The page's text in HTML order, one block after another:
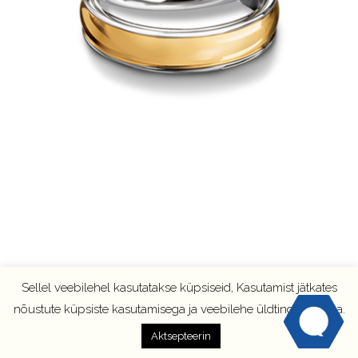
Sellel veebilehel kasutatakse küpsiseid, Kasutamist jätkates
nõustute küpsiste kasutamisega ja veebilehe üldtingimustega.
Aktsepteerin